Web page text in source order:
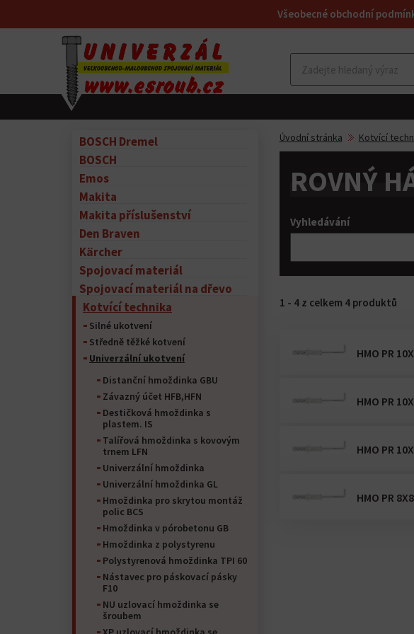
Všeobecné obchodní
BOSCH Dremel
BOSCH
Emos
Makita
Makita příslušenství
Den Braven
Kärcher
Spojovací materiál
Spojovací materiál na dřevo
Kotvící technika
Silné ukotvení
Středně těžké kotvení
Univerzální ukotvení
Distanční hmoždinka GBU
Závazný účet HFB,HFN
Destičková hmoždinka s
plastem. IS
Talířová hmoždinka s kovovým
trnem LFN
Univerzální hmoždinka
Univerzální hmoždinka GL
Hmoždinka pro skrytou montáž
polic BCS
Hmoždinka v pórobetonu GB
Hmoždinka z polystyrenu
Polystyrenová hmoždinka TPI 60
Nástavec pro páskovací pásky
F10
NU uzlovací hmoždinka se
šroubem
Úvodní stránka Kotvící
ROVNÝ
Vyhledávání
1 - 4 z celkem 4 produktů
HMO PR
HMO PR
HMO PR
HMO PR